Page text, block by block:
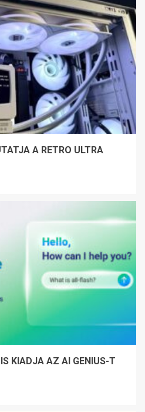
A RETRO ULTRA
KIADJA AZ AI GENIUS-T